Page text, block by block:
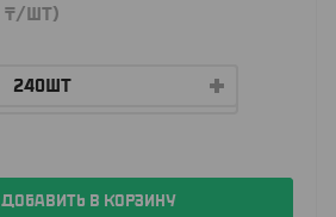
₸/ШТ)
ДОБАВИТЬ В КОРЗИНУ